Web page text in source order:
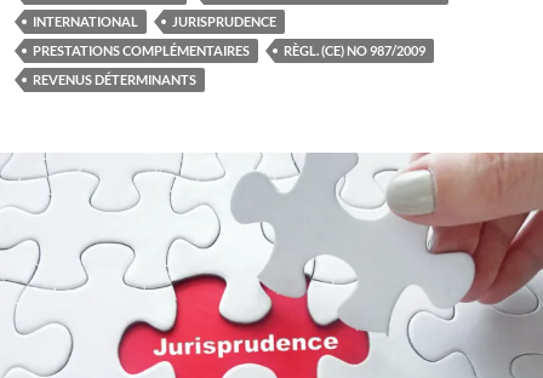
INTERNATIONAL
JURISPRUDENCE
PRESTATIONS COMPLÉMENTAIRES
RÈGL. (CE) NO 987/2009
REVENUS DÉTERMINANTS